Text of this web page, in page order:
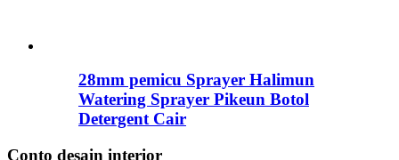
28mm pemicu Sprayer Halimun
Watering Sprayer Pikeun Botol
Detergent Cair
Conto desain interior